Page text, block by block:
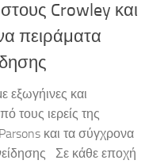
στους Crowley και
πειράματα
εξωγήινες και
τους ιερείς της
και τα σύγχρονα
Σε κάθε εποχή